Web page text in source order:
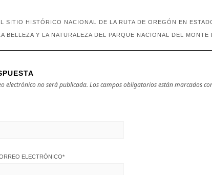
SITIO HISTÓRICO NACIONAL DE LA RUTA DE OREGÓN EN
BELLEZA Y LA NATURALEZA DEL PARQUE NACIONAL DEL
electrónico no será publicada. Los campos obligatorios están marcados
ELECTRÓNICO*